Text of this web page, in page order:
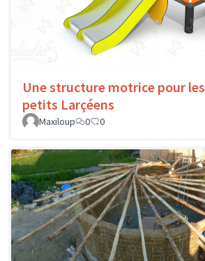
Une structure motrice pour les
petits Larçéens
Maxiloup
0 0